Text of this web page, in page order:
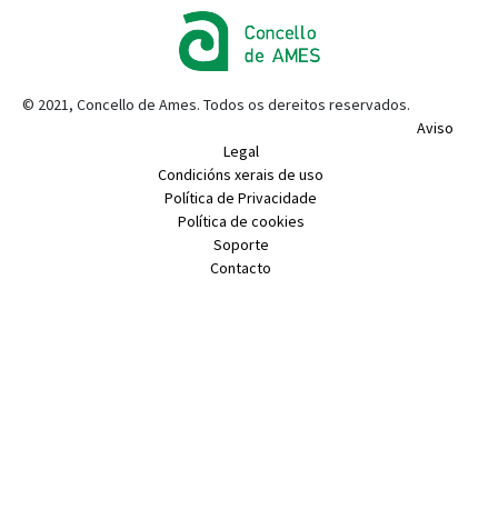
© 2021, Concello de Ames. Todos os dereitos reservados.
Aviso
Legal
Condicións xerais de uso
Política de Privacidade
Política de cookies
Soporte
Contacto